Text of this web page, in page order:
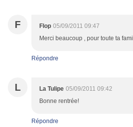
F Flop 05/09/2011 09:47
Merci beaucoup , pour toute ta
Répondre
L La Tulipe 05/09/2011 09:42
Bonne rentrée!
Répondre